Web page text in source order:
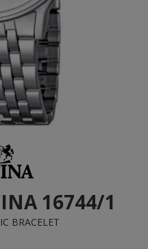
16744/1
BRACELET